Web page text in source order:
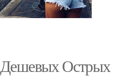
Острых